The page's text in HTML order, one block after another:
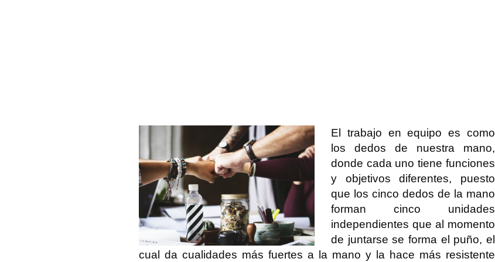
El trabajo en equipo es como
los dedos de nuestra mano,
donde cada uno tiene funciones
y objetivos diferentes, puesto
que los cinco dedos de la mano
forman cinco unidades
independientes que al momento
de juntarse se forma el puño, el
cual da cualidades más fuertes a la mano y la hace más resistente